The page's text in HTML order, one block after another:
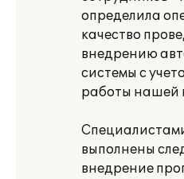
определила
качество
внедрению
системы с
работы нашей
выполнены
внедрение